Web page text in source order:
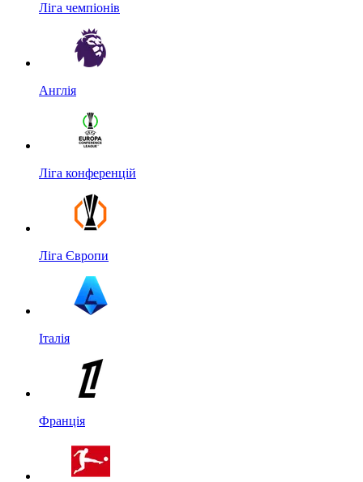
Ліга чемпіонів
Англія
Ліга конференцій
Ліга Європи
Італія
Франція